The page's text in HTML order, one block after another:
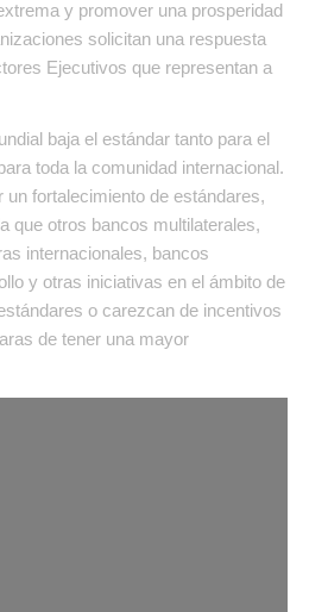
y promover una prosperidad
solicitan una respuesta
Ejecutivos que representan a
baja el estándar tanto para el
toda la comunidad internacional.
un fortalecimiento de estándares,
que otros bancos multilaterales,
internacionales, bancos
y otras iniciativas en el ámbito de
o carezcan de incentivos
de tener una mayor